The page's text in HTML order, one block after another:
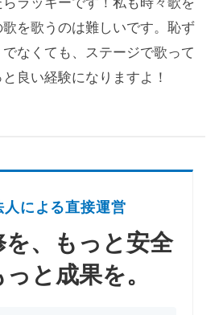
を歌うのは難しいです。恥ず
なくても、ステージで歌って
良い経験になりますよ！
人による直接運営
を、もっと安全
と成果を。